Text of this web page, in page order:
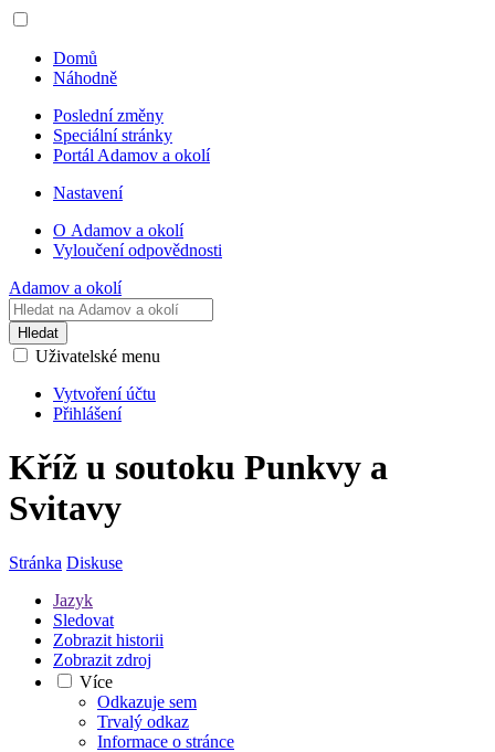
Domů
Náhodně
Poslední změny
Speciální stránky
Portál Adamov a okolí
Nastavení
O Adamov a okolí
Vyloučení odpovědnosti
Adamov a okolí
Hledat
Uživatelské menu
Vytvoření účtu
Přihlášení
Kříž u soutoku Punkvy a
Svitavy
Stránka Diskuse
Jazyk
Sledovat
Zobrazit historii
Zobrazit zdroj
Více
Odkazuje sem
Trvalý odkaz
Informace o stránce